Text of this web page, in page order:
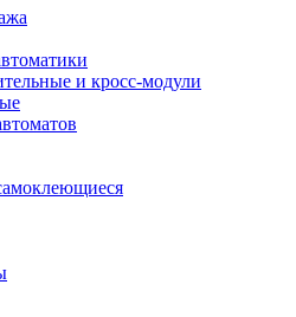
и кросс-модули